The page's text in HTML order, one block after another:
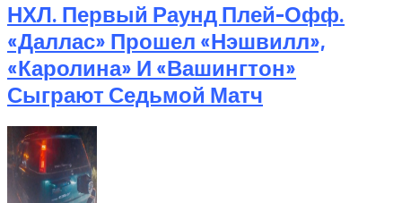
НХЛ. Первый Раунд Плей-Офф.
«Даллас» Прошел «Нэшвилл»,
«Каролина» И «Вашингтон»
Сыграют Седьмой Матч